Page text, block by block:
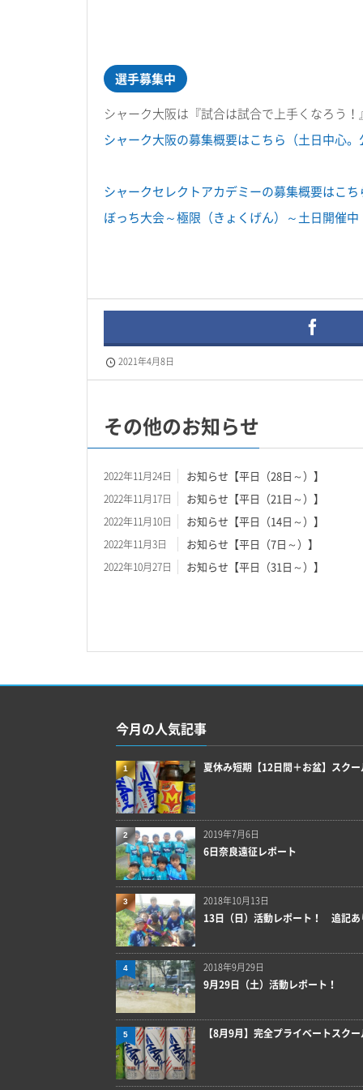
選手募集中
シャーク大阪は『試合は試合で上手くなろう
シャーク大阪の募集概要はこちら（土日中心
シャークセレクトアカデミーの募集概要はこ
ぼっち大会～極限（きょくげん）～土日開催
2021年4月8日
その他のお知らせ
2022年11月24日 お知らせ【平日（28日～）】
2022年11月17日 お知らせ【平日（21日～）】
2022年11月10日 お知らせ【平日（14日～）】
2022年11月3日 お知らせ【平日（7日～）】
2022年10月27日 お知らせ【平日（31日～）】
今月の人気記事
夏休み短期【12日間＋お盆】スク
1
2019年7月6日
6日奈良遠征レポート
2
2018年10月13日
13日（日）活動レポート！ 追記あ
3
2018年9月29日
9月29日（土）活動レポート！
4
【8月9月】完全プライベートスク
5